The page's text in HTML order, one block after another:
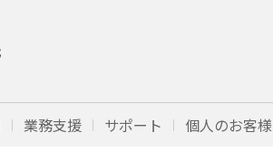
業務支援 サポート 個人のお客様